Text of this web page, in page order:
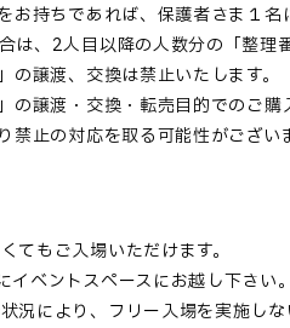
お持ちであれば、保護者さま１
は、2人目以降の人数分の「整理
譲渡、交換は禁止いたします。
譲渡・交換・転売目的でのご購
止の対応を取る可能性がござ
もご入場いただけます。
ベントスペースにお越し下さい。
況により、フリー入場を実施し